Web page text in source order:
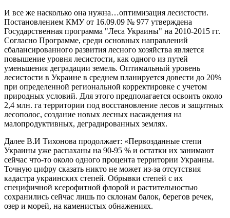
И все же насколько она нужна…оптимизация лесистости.
Постановлением КМУ от 16.09.09 № 977 утверждена
Государственная программа "Леса Украины" на 2010-2015 гг.
Согласно Программе, среди основных направлений
сбалансированного развития лесного хозяйства является
повышение уровня лесистости, как одного из путей
уменьшения деградации земель. Оптимальный уровень
лесистости в Украине в среднем планируется довести до 20%
при определенной региональной корректировке с учетом
природных условий. Для этого предполагается освоить около
2,4 млн. га территории под восстановление лесов и защитных
лесополос, создание новых лесных насаждения на
малопродуктивных, деградированных землях.
Далее В.И Тихонова продолжает: «Первозданные степи
Украины уже распаханы на 90-95 % и остатки их занимают
сейчас что-то около одного процента территории Украины.
Точную цифру сказать никто не может из-за отсутствия
кадастра украинских степей. Обрывки степей с их
специфичной ксерофитной флорой и растительностью
сохранились сейчас лишь по склонам балок, берегов речек,
озер и морей, на каменистых обнажениях.